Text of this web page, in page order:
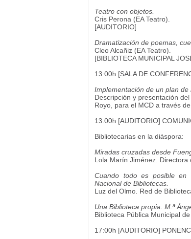
Teatro con objetos.
Cris Perona (EA Teatro).
[AUDITORIO]
Dramatización de poemas,
Cleo Alcañiz (EA Teatro).
[BIBLIOTECA MUNICIPAL
13:00h [SALA DE
Implementación de un plan
Descripción y presentación
Royo, para el MCD a través de
13:00h [AUDITORIO]
Bibliotecarias en la diáspora:
Miradas cruzadas desde
Lola Marín Jiménez. Directora
Cuando todo es posible en
Nacional de Bibliotecas.
Luz del Olmo. Red de
Una Biblioteca propia. M.ª
Biblioteca Pública Municipal
17:00h [AUDITORIO]